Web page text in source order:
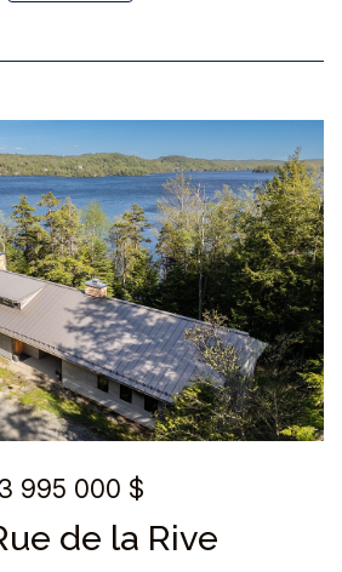
3 995 000 $
de la Rive